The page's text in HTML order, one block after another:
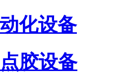
化设备
胶设备